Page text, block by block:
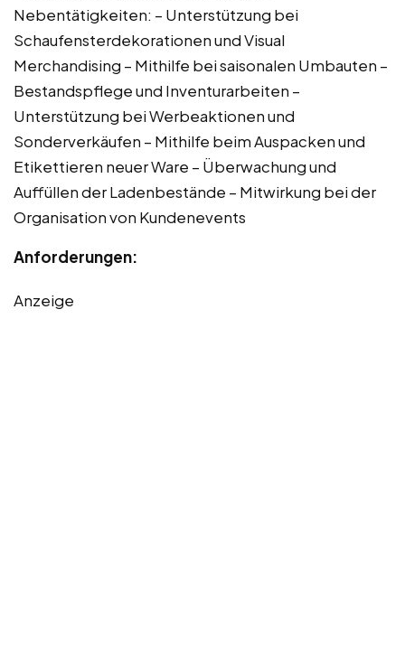
Nebentätigkeiten: – Unterstützung bei
Schaufensterdekorationen und Visual
Merchandising – Mithilfe bei saisonalen Umbauten –
Bestandspflege und Inventurarbeiten –
Unterstützung bei Werbeaktionen und
Sonderverkäufen – Mithilfe beim Auspacken und
Etikettieren neuer Ware – Überwachung und
Auffüllen der Ladenbestände – Mitwirkung bei der
Organisation von Kundenevents
Anforderungen:
Anzeige